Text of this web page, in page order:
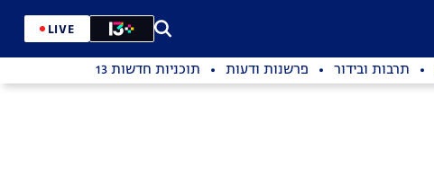
LIVE
תרבות ובידור פרשנות ודעות תוכניות חדשות 13